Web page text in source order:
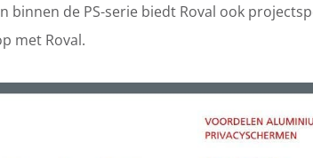
binnen de PS-serie biedt Roval ook
met Roval.